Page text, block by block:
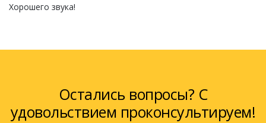
Хорошего звука!
Остались вопросы? С
удовольствием проконсультируем!